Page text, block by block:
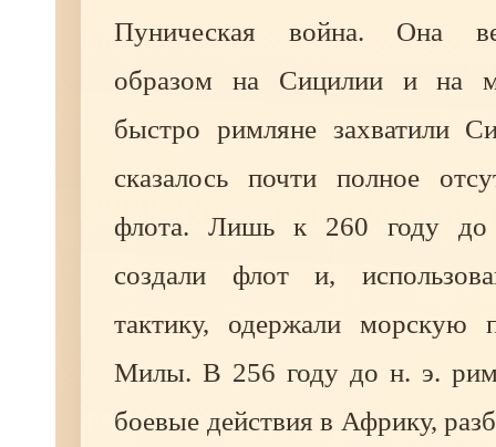
Пуническая война. Она
образом на Сицилии и на
быстро римляне захватили
сказалось почти полное
флота. Лишь к 260 году
создали флот и,
тактику, одержали морскую
Милы. В 256 году до н. э.
боевые действия в Африку,